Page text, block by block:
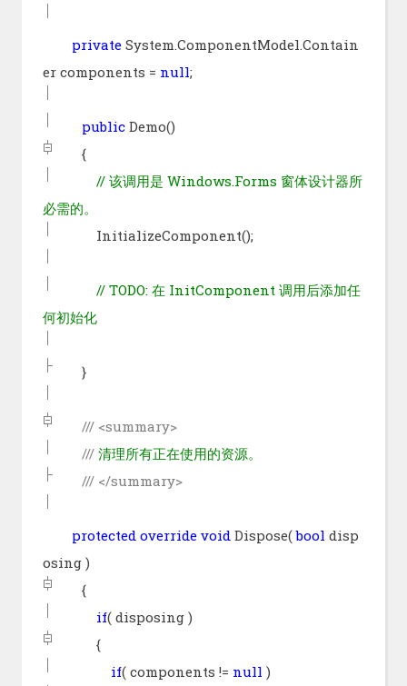
privateSystem.ComponentModel.Contain
er components = null;
publicDemo()
{
//该调用是 Windows.Forms 窗体设计器所
必需的。
InitializeComponent();
//TODO: 在 InitComponent 调用后添加任
何初始化
}
/// <summary>
///清理所有正在使用的资源。
/// </summary>
protected override void Dispose(bool disp
osing )
{
if( disposing )
{
if( components != null )